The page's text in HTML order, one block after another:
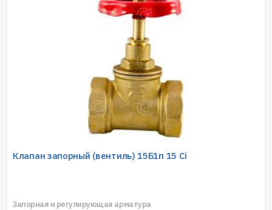
Клапан запорный (вентиль) 15Б1п 15 Ci
Запорная и регулирующая арматура